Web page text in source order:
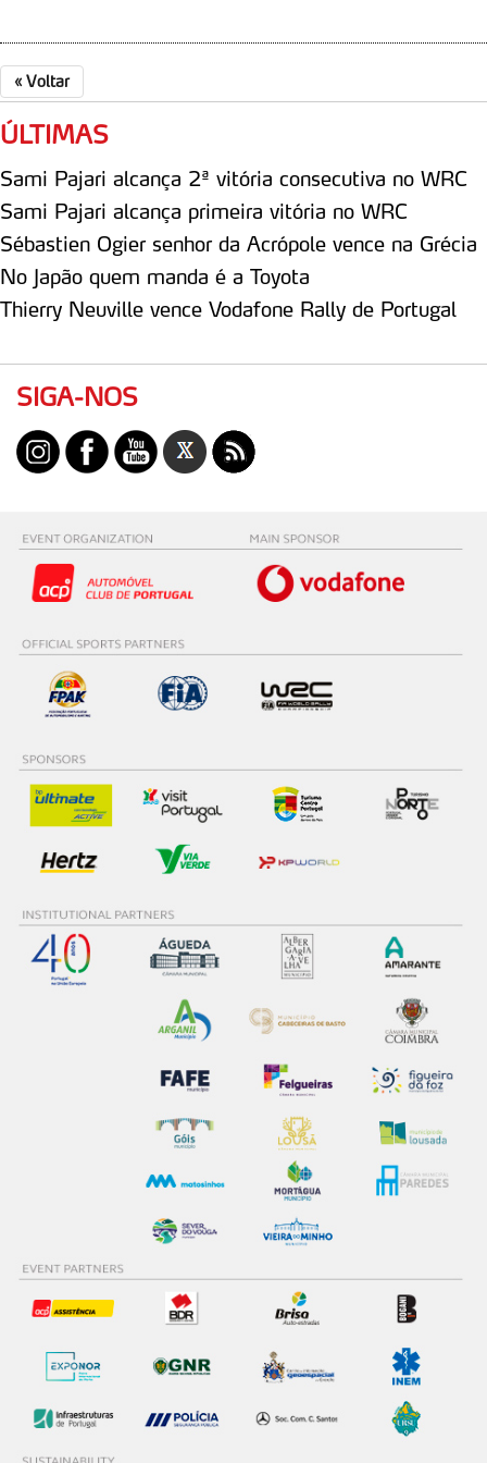
Consulte a política de cookies do site.
« Voltar
ÚLTIMAS
Sami Pajari alcança 2ª vitória consecutiva no WRC
Sami Pajari alcança primeira vitória no WRC
Sébastien Ogier senhor da Acrópole vence na Grécia
No Japão quem manda é a Toyota
Thierry Neuville vence Vodafone Rally de Portugal
SIGA-NOS